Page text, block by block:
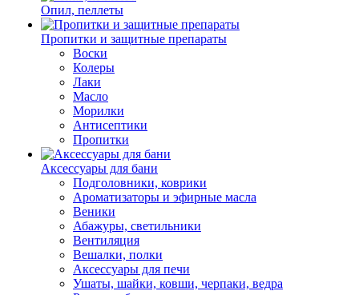
Опил, пеллеты
Пропитки и защитные препараты
Воски
Колеры
Лаки
Масло
Морилки
Антисептики
Пропитки
Аксессуары для бани
Подголовники, коврики
Ароматизаторы и эфирные масла
Веники
Абажуры, светильники
Вентиляция
Вешалки, полки
Аксессуары для печи
Ушаты, шайки, ковши, черпаки, ведра